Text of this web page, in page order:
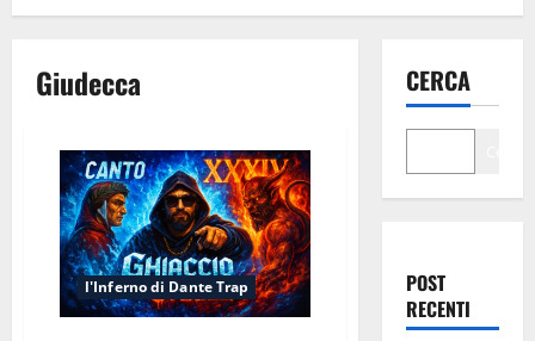
Giudecca
l'Inferno di Dante Trap
CERCA
POST
RECENTI